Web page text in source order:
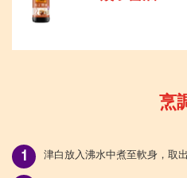
烹
津白放入沸水中煮至軟身，取